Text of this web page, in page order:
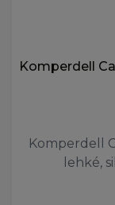
Komperdell
Komperdell
lehké,